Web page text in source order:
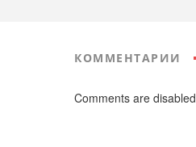
КОММЕНТАРИИ
Comments are disabled